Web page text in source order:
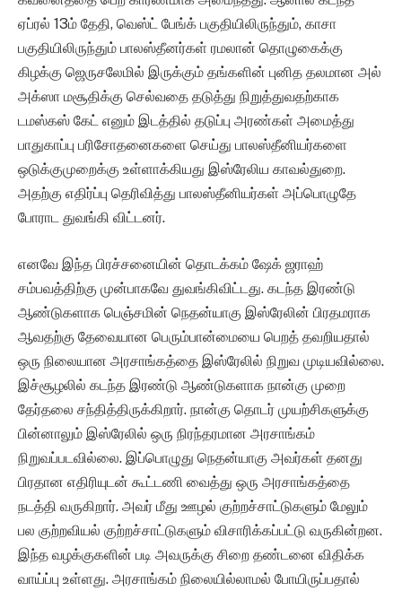
ஏப்ரல் 13ம் தேதி, வெஸ்ட் பேங்க் பகுதியிலிருந்தும், காசா
பகுதியிலிருந்தும் பாலஸ்தீனர்கள் ரமலான் தொழுகைக்கு
கிழக்கு ஜெருசலேமில் இருக்கும் தங்களின் புனித தலமான அல்
அக்ஸா மசூதிக்கு செல்வதை தடுத்து நிறுத்துவதற்காக
டமஸ்கஸ் கேட் எனும் இடத்தில் தடுப்பு அரண்கள் அமைத்து
பாதுகாப்பு பரிசோதனைகளை செய்து பாலஸ்தீனியர்களை
ஒடுக்குமுறைக்கு உள்ளாக்கியது இஸ்ரேலிய காவல்துறை.
அதற்கு எதிர்ப்பு தெரிவித்து பாலஸ்தீனியர்கள் அப்பொழுதே
போராட துவங்கி விட்டனர்.
எனவே இந்த பிரச்சனையின் தொடக்கம் ஷேக் ஜராஹ்
சம்பவத்திற்கு முன்பாகவே துவங்கிவிட்டது. கடந்த இரண்டு
ஆண்டுகளாக பெஞ்சமின் நெதன்யாகு இஸ்ரேலின் பிரதமராக
ஆவதற்கு தேவையான பெரும்பான்மையை பெறத் தவறியதால்
ஒரு நிலையான அரசாங்கத்தை இஸ்ரேலில் நிறுவ முடியவில்லை.
இச்சூழலில் கடந்த இரண்டு ஆண்டுகளாக நான்கு முறை
தேர்தலை சந்தித்திருக்கிறார். நான்கு தொடர் முயற்சிகளுக்கு
பின்னாலும் இஸ்ரேலில் ஒரு நிரந்தரமான அரசாங்கம்
நிறுவப்படவில்லை. இப்பொழுது நெதன்யாகு அவர்கள் தனது
பிரதான எதிரியுடன் கூட்டணி வைத்து ஒரு அரசாங்கத்தை
நடத்தி வருகிறார். அவர் மீது ஊழல் குற்றச்சாட்டுகளும் மேலும்
பல குற்றவியல் குற்றச்சாட்டுகளும் விசாரிக்கப்பட்டு வருகின்றன.
இந்த வழக்குகளின் படி அவருக்கு சிறை தண்டனை விதிக்க
வாய்ப்பு உள்ளது. அரசாங்கம் நிலையில்லாமல் போயிருப்பதால்